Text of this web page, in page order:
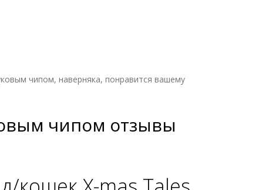
чипом, наверняка, понравится вашему
чипом отзывы